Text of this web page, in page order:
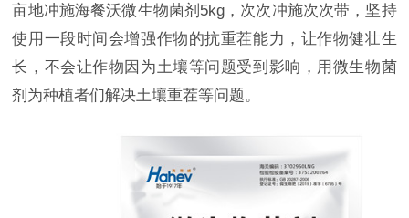
亩地冲施海餐沃微生物菌剂5kg，次次冲施次次带，坚持
使用一段时间会增强作物的抗重茬能力，让作物健壮生
长，不会让作物因为土壤等问题受到影响，用微生物菌
剂为种植者们解决土壤重茬等问题。